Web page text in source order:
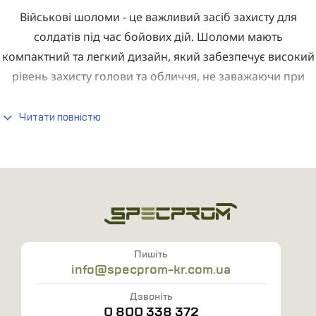
Військові шоломи - це важливий засіб захисту для
солдатів під час бойових дій. Шоломи мають
компактний та легкий дизайн, який забезпечує високий
рівень захисту голови та обличчя, не заважаючи при
яких умовах.
Шоломи для танкістів, навпаки, мають більш закритий
дизайн, щоб оберегти екіпаж від осколків та куль, які
можуть летіти в кабіну у разі атаки.
Читати повністю
Пишіть
info@specprom-kr.com.ua
Дзвоніть
0 800 338 372